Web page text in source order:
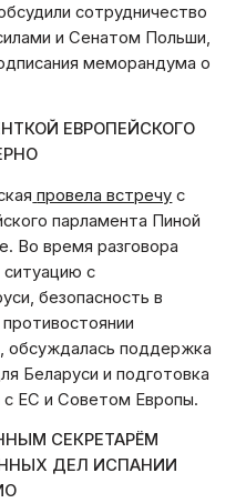
сотрудничество
и Сенатом Польши,
меморандума о
ЕВРОПЕЙСКОГО
провела встречу с
парламента Пиной
Во время разговора
с
безопасность в
обсуждалась поддержка
Беларуси и подготовка
ЕС и Советом Европы.
СЕКРЕТАРЁМ
ДЕЛ ИСПАНИИ